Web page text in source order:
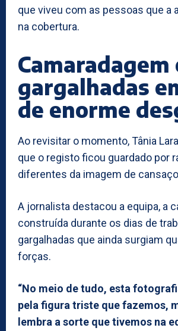
que viveu com as pessoas que a
na cobertura.
Camaradagem
gargalhadas
de enorme
Ao revisitar o momento, Tânia
que o registo ficou guardado por
diferentes da imagem de
A jornalista destacou a equipa, a
construída durante os dias de
gargalhadas que ainda surgiam
forças.
“No meio de tudo, esta
pela figura triste que fazemos,
lembra a sorte que tivemos na